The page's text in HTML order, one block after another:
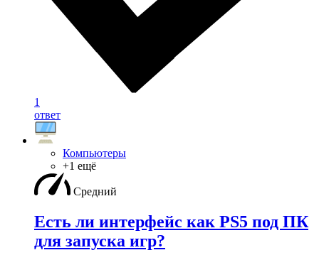
1
ответ
Компьютеры
+1 ещё
Средний
Есть ли интерфейс как PS5 под ПК
для запуска игр?